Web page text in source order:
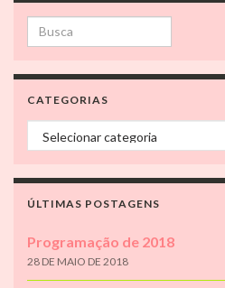
Search for:
CATEGORIAS
Categorias
ÚLTIMAS POSTAGENS
Programação de 2018
28 DE MAIO DE 2018